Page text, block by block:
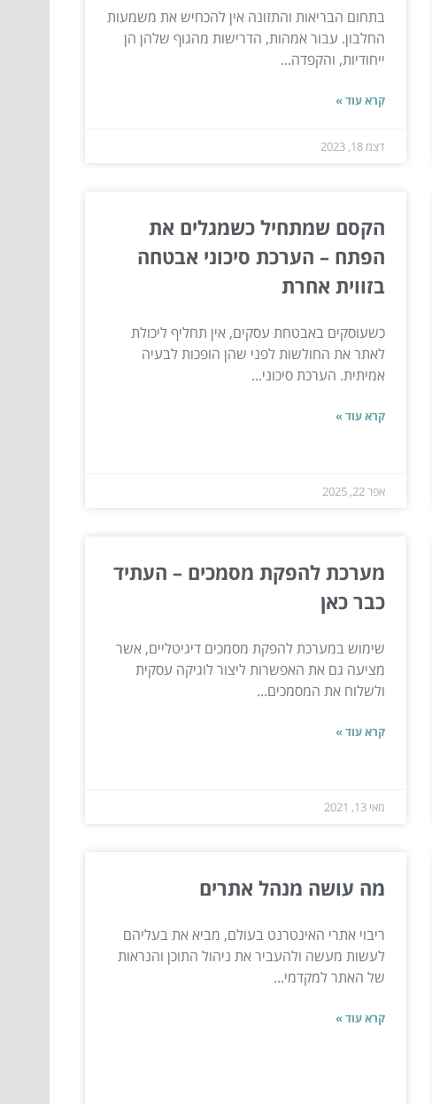
בתחום הבריאות והתזונה אין להכחיש את משמעות
החלבון. עבור אמהות, הדרישות מהגוף שלהן הן
ייחודיות, והקפדה...
קרא עוד »
דצמ 18, 2023
הקסם שמתחיל כשמגלים את
הפתח – הערכת סיכוני אבטחה
בזווית אחרת
כשעוסקים באבטחת עסקים, אין תחליף ליכולת
לאתר את החולשות לפני שהן הופכות לבעיה
אמיתית. הערכת סיכוני...
קרא עוד »
אפר 22, 2025
מערכת להפקת מסמכים – העתיד
כבר כאן
שימוש במערכת להפקת מסמכים דיגיטליים, אשר
מציעה גם את האפשרות ליצור לוגיקה עסקית
ולשלוח את המסמכים...
קרא עוד »
מאי 13, 2021
מה עושה מנהל אתרים
ריבוי אתרי האינטרנט בעולם, מביא את בעליהם
לעשות מעשה ולהעביר את ניהול התוכן והנראות
של האתר למקדמי...
קרא עוד »